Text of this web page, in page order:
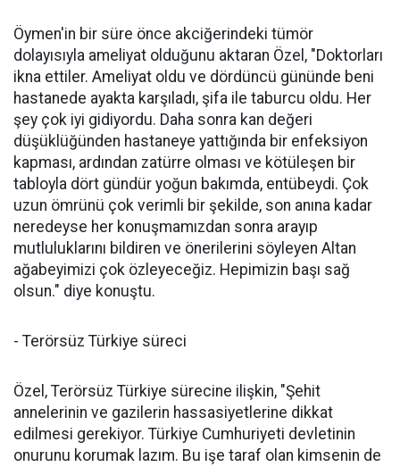
Öymen'in bir süre önce akciğerindeki tümör
dolayısıyla ameliyat olduğunu aktaran Özel, "Doktorları
ikna ettiler. Ameliyat oldu ve dördüncü gününde beni
hastanede ayakta karşıladı, şifa ile taburcu oldu. Her
şey çok iyi gidiyordu. Daha sonra kan değeri
düşüklüğünden hastaneye yattığında bir enfeksiyon
kapması, ardından zatürre olması ve kötüleşen bir
tabloyla dört gündür yoğun bakımda, entübeydi. Çok
uzun ömrünü çok verimli bir şekilde, son anına kadar
neredeyse her konuşmamızdan sonra arayıp
mutluluklarını bildiren ve önerilerini söyleyen Altan
ağabeyimizi çok özleyeceğiz. Hepimizin başı sağ
olsun." diye konuştu.
- Terörsüz Türkiye süreci
Özel, Terörsüz Türkiye sürecine ilişkin, "Şehit
annelerinin ve gazilerin hassasiyetlerine dikkat
edilmesi gerekiyor. Türkiye Cumhuriyeti devletinin
onurunu korumak lazım. Bu işe taraf olan kimsenin de